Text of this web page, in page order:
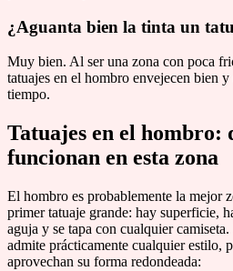
¿Aguanta bien la tinta un
Muy bien. Al ser una zona con poca
tatuajes en el hombro envejecen bien
tiempo.
Tatuajes en el hombro:
funcionan en esta zona
El hombro es probablemente la mejor
primer tatuaje grande: hay superficie,
aguja y se tapa con cualquier
admite prácticamente cualquier estilo,
aprovechan su forma redondeada: